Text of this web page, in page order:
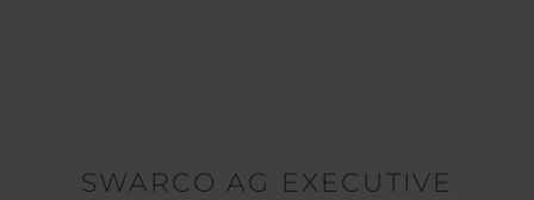
SWARCO AG EXECUTIVE